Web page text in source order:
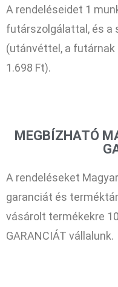
A rendeléseidet 1
futárszolgálattal, és a
(utánvéttel, a
1.698 Ft).
MEGBÍZHATÓ
A rendeléseket
garanciát és
vásárolt termékekre
GARANCIÁT vállalunk.